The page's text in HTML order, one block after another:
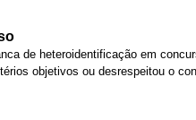
de heteroidentificação em
objetivos ou desrespeitou o